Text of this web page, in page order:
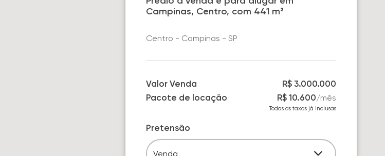
Campinas, Centro, com 441 m²
Centro - Campinas - SP
Valor Venda
R$ 3.000.000
Pacote de locação
R$ 10.600/mês
Todas as taxas já inclusas
Pretensão
Venda